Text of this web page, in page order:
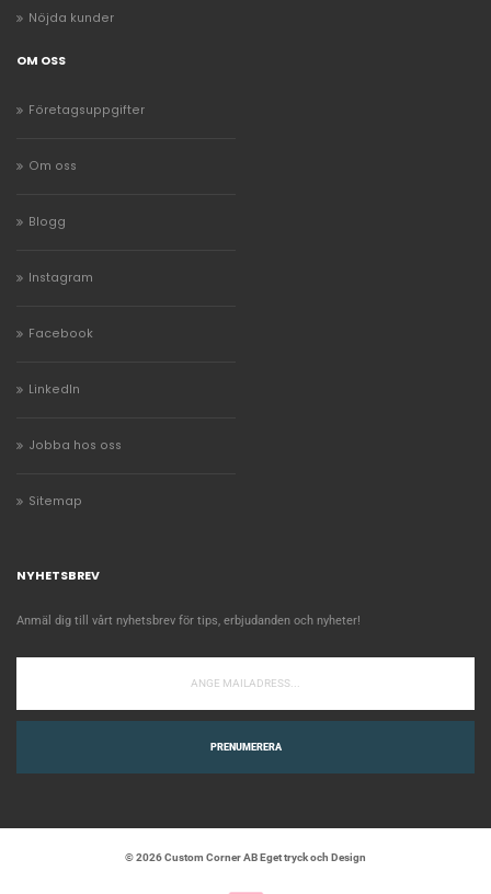
Nöjda kunder
OM OSS
Företagsuppgifter
Om oss
Blogg
Instagram
Facebook
LinkedIn
Jobba hos oss
Sitemap
NYHETSBREV
Anmäl dig till vårt nyhetsbrev för tips, erbjudanden och nyheter!
PRENUMERERA
© 2026 Custom Corner AB Eget tryck och Design